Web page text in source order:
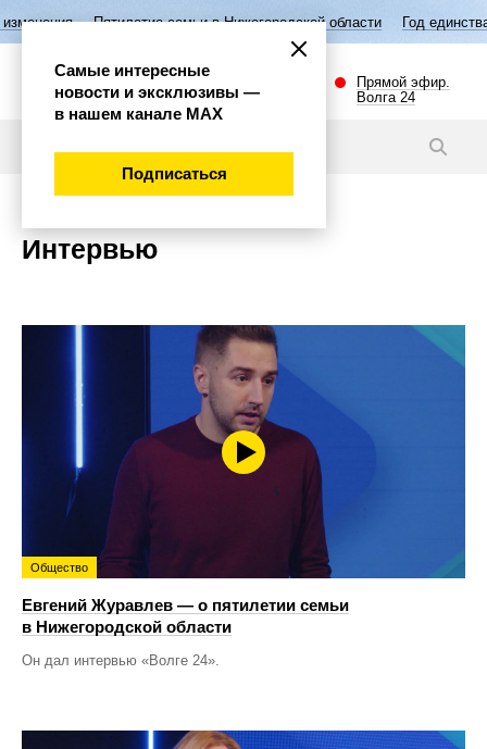
семьи в Нижегородской области Год единства народов
Прямой эфир.
Волга 24
Интервью
Общество
Евгений Журавлев — о пятилетии семьи
в Нижегородской области
Он дал интервью «Волге 24».
Самые интересные
новости и эксклюзивы —
в нашем канале МАХ
Подписаться